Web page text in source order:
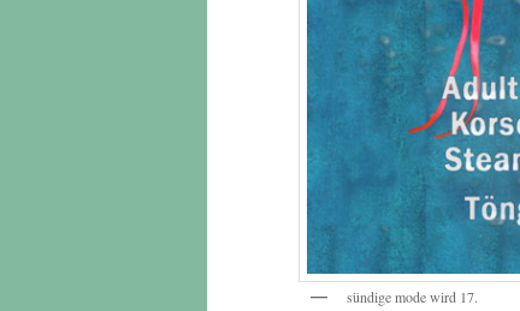
sündige mode wird 17.